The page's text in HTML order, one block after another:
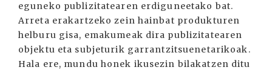
eguneko publizitatearen erdiguneetako bat.
Arreta erakartzeko zein hainbat produkturen
helburu gisa, emakumeak dira publizitatearen
objektu eta subjeturik garrantzitsuenetarikoak.
Hala ere, mundu honek ikusezin bilakatzen ditu